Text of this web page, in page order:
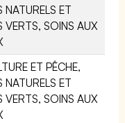
NATURELS ET
VERTS, SOINS AUX
ET PÊCHE,
NATURELS ET
VERTS, SOINS AUX